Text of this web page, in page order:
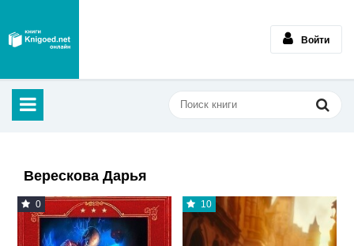
Войти
Верескова Дарья
0 10